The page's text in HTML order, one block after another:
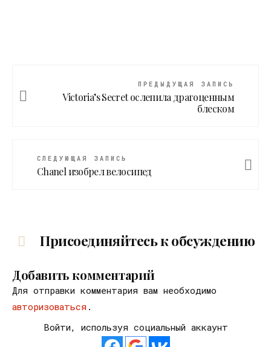
ПРЕДЫДУЩАЯ ЗАПИСЬ
Victoria’s Secret ослепила драгоценным
блеском
СЛЕДУЮЩАЯ ЗАПИСЬ
Chanel изобрел велосипед
Присоединяйтесь к обсуждению
Добавить комментарий
Для отправки комментария вам необходимо
авторизоваться .
Войти, используя социальный аккаунт